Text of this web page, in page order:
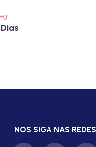
NOS SIGA NAS REDES